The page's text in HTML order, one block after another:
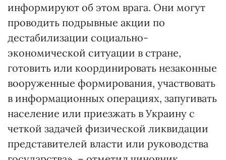
информируют об этом врага. Они могут
проводить подрывные акции по
дестабилизации социально-
экономической ситуации в стране,
готовить или координировать незаконные
вооруженные формирования, участвовать
в информационных операциях, запугивать
население или приезжать в Украину с
четкой задачей физической ликвидации
представителей власти или руководства